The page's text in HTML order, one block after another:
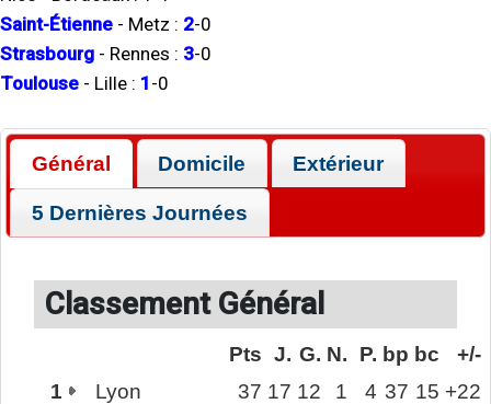
Saint-Étienne - Metz : 2-0
Strasbourg - Rennes : 3-0
Toulouse - Lille : 1 -0
Général Domicile Extérieur
5 Dernières Journées
Classement Général
Pts J. G. N. P. bp bc
+/-
1
Lyon 37 17 12 1 4 37 15 +22